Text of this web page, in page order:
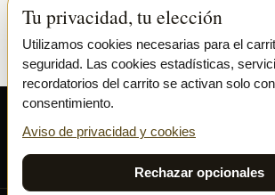
SECURE PAYMENTS
₿ BITCOIN SEPA
© 2026 Ladymary ·
Czech Republic · IČO 04375092 · DIČ CZ04375092
PrivacidadTérminos y CondicionesCookies
Tu privacidad, tu elección
Utilizamos cookies necesarias para el
seguridad. Las cookies estadísticas,
recordatorios del carrito se activan solo
consentimiento.
Aviso de privacidad y cookies
Rechazar opcionales